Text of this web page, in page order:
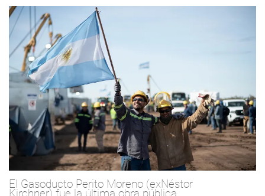
El Gasoducto Perito Moreno (exNéstor
Kirchner) fue la última obra pública